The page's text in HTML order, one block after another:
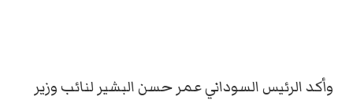
وأكد الرئيس السوداني عمر حسن البشير لنائب وزير